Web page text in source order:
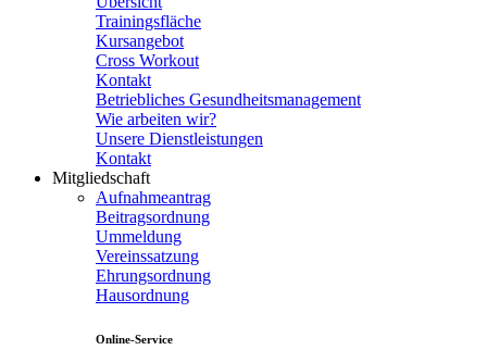
Trainingsfläche
Kursangebot
Cross Workout
Kontakt
Betriebliches Gesundheitsmanagement
Wie arbeiten wir?
Unsere Dienstleistungen
Kontakt
Mitgliedschaft
Aufnahmeantrag
Beitragsordnung
Ummeldung
Vereinssatzung
Ehrungsordnung
Hausordnung
Online-Service